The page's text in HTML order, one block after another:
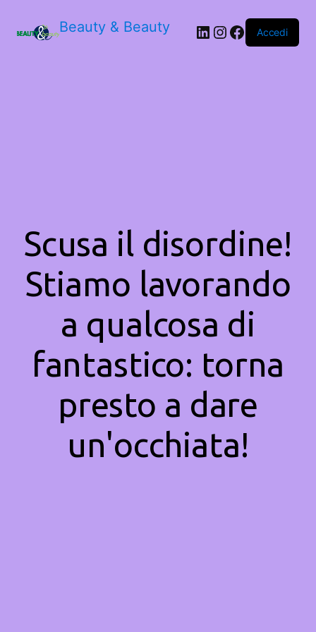
Beauty & Beauty LinkedIn
Instagram
Facebook
Accedi
Scusa il disordine!
Stiamo lavorando
a qualcosa di
fantastico: torna
presto a dare
un'occhiata!